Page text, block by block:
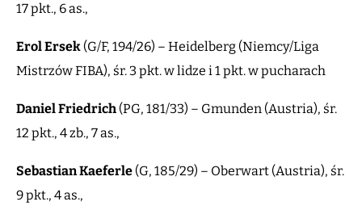
17 pkt., 6 as.,
ErolErsek (G/F, 194/26) – Heidelberg (Niemcy/Liga
Mistrzów FIBA), śr. 3 pkt. w lidze i 1 pkt. w pucharach
DanielFriedrich (PG, 181/33) – Gmunden (Austria), śr.
12 pkt., 4 zb., 7 as.,
SebastianKaeferle (G, 185/29) – Oberwart (Austria), śr.
9 pkt., 4 as.,